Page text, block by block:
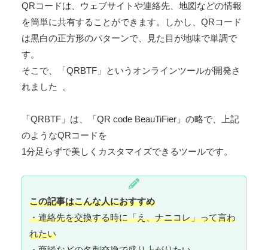
QRコードは、ウェブサイトや連絡先、地図などの情報
を簡単に共有することができます。しかし、QRコード
は黒白の正方形のパターンで、見た目が地味で単調で
す。
そこで、「QRBTF」というオンラインツールが開発さ
れました 。
「QRBTF」は、「QR code BeauTiFier」の略で、上記
のようなQRコードを
1分足らずで美しくカスタマイズできるツールです。
この記事はこんな人におすすめ
・連絡先を交換する時に「え、ナニコレ」って言わ
れたい